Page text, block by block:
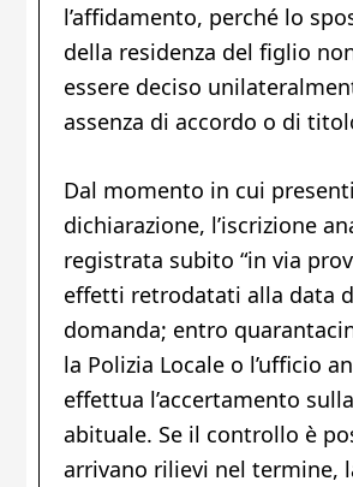
l’affidamento, perché lo
della residenza del figlio
essere deciso
assenza di accordo o di
Dal momento in cui
dichiarazione, l’iscrizione
registrata subito “in via
effetti retrodatati alla data
domanda; entro
la Polizia Locale o l’ufficio
effettua l’accertamento
abituale. Se il controllo è
arrivano rilievi nel termine,